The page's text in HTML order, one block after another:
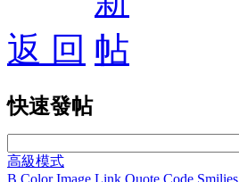
返 回
快速發帖
高級模式
B Color Image Link Quote Code Smilies